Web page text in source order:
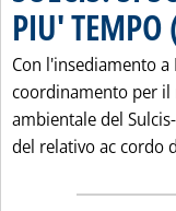
PIU'
Con l'insediamento
coordinamento per il
ambientale del
del relativo ac cordo